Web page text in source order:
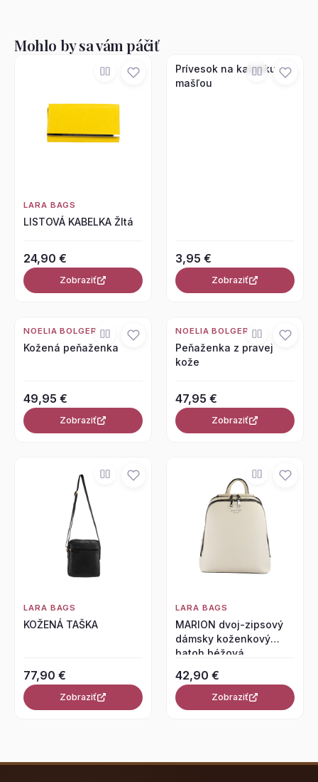
Mohlo by sa vám páčiť
LARA BAGS
LISTOVÁ KABELKA Žltá
24,90 €
Zobraziť
Prívesok na kabelku s
mašľou
3,95 €
Zobraziť
NOELIA BOLGER
Kožená peňaženka
49,95 €
Zobraziť
NOELIA BOLGER
Peňaženka z pravej
kože
47,95 €
Zobraziť
LARA BAGS
KOŽENÁ TAŠKA
77,90 €
Zobraziť
LARA BAGS
MARION dvoj-zipsový
dámsky koženkový
batoh béžová
42,90 €
Zobraziť